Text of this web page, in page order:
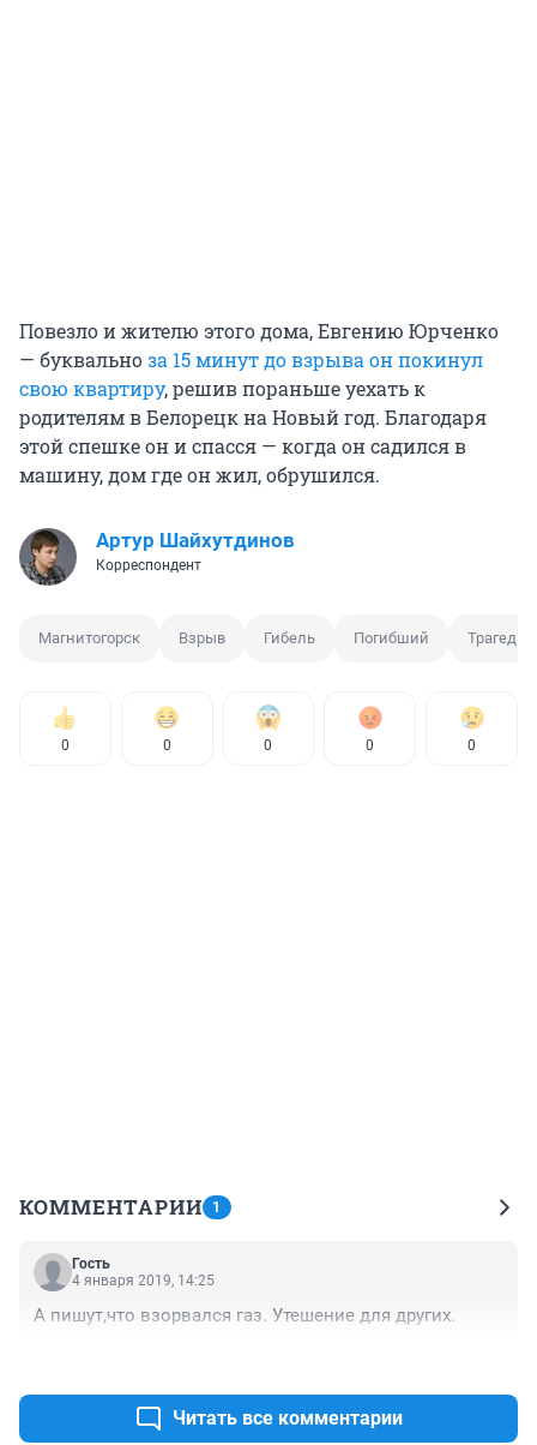
Повезло и жителю этого дома, Евгению Юрченко
— буквальноза 15 минут до взрыва он покинул
свою квартиру, решив пораньше уехать к
родителям в Белорецк на Новый год. Благодаря
этой спешке он и спасся — когда он садился в
машину, дом где он жил, обрушился.
Артур Шайхутдинов
Корреспондент
Магнитогорск Взрыв Гибель Погибший Трагедия
0 0 0 0 0
КОММЕНТАРИИ 1
Гость
4 января 2019, 14:25
А пишут,что взорвался газ. Утешение для других.
Читать все комментарии